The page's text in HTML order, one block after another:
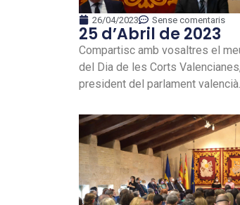
26/04/2023 Sense comentaris
25 d’Abril de 2023
Compartisc amb vosaltres el
del Dia de les Corts
president del parlament valencià.